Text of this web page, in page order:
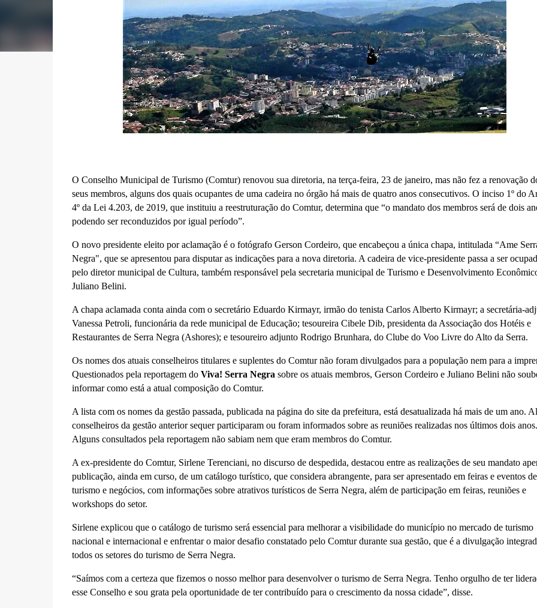
O Conselho Municipal de Turismo (Comtur) renovou sua diretoria, na terça-feira, 23 de janeiro, mas não fez a renovação
seus membros, alguns dos quais ocupantes de uma cadeira no órgão há mais de quatro anos consecutivos. O inciso 1º do
4º da Lei 4.203, de 2019, que instituiu a reestruturação do Comtur, determina que “o mandato dos membros será de dois
podendo ser reconduzidos por igual período”.
O novo presidente eleito por aclamação é o fotógrafo Gerson Cordeiro, que encabeçou a única chapa, intitulada “Ame
Negra", que se apresentou para disputar as indicações para a nova diretoria. A cadeira de vice-presidente passa a ser
pelo diretor municipal de Cultura, também responsável pela secretaria municipal de Turismo e Desenvolvimento
Juliano Belini.
A chapa aclamada conta ainda com o secretário Eduardo Kirmayr, irmão do tenista Carlos Alberto Kirmayr; a secretária-
Vanessa Petroli, funcionária da rede municipal de Educação; tesoureira Cibele Dib, presidenta da Associação dos Hotéis e
Restaurantes de Serra Negra (Ashores); e tesoureiro adjunto Rodrigo Brunhara, do Clube do Voo Livre do Alto da Serra.
Os nomes dos atuais conselheiros titulares e suplentes do Comtur não foram divulgados para a população nem para a
Questionados pela reportagem do Viva! Serra Negra sobre os atuais membros, Gerson Cordeiro e Juliano Belini não
informar como está a atual composição do Comtur.
A lista com os nomes da gestão passada, publicada na página do site da prefeitura, está desatualizada há mais de um ano.
conselheiros da gestão anterior sequer participaram ou foram informados sobre as reuniões realizadas nos últimos dois anos.
Alguns consultados pela reportagem não sabiam nem que eram membros do Comtur.
A ex-presidente do Comtur, Sirlene Terenciani, no discurso de despedida, destacou entre as realizações de seu mandato
publicação, ainda em curso, de um catálogo turístico, que considera abrangente, para ser apresentado em feiras e eventos de
turismo e negócios, com informações sobre atrativos turísticos de Serra Negra, além de participação em feiras, reuniões e
workshops do setor.
Sirlene explicou que o catálogo de turismo será essencial para melhorar a visibilidade do município no mercado de turismo
nacional e internacional e enfrentar o maior desafio constatado pelo Comtur durante sua gestão, que é a divulgação
todos os setores do turismo de Serra Negra.
“Saímos com a certeza que fizemos o nosso melhor para desenvolver o turismo de Serra Negra. Tenho orgulho de ter
esse Conselho e sou grata pela oportunidade de ter contribuído para o crescimento da nossa cidade”, disse.